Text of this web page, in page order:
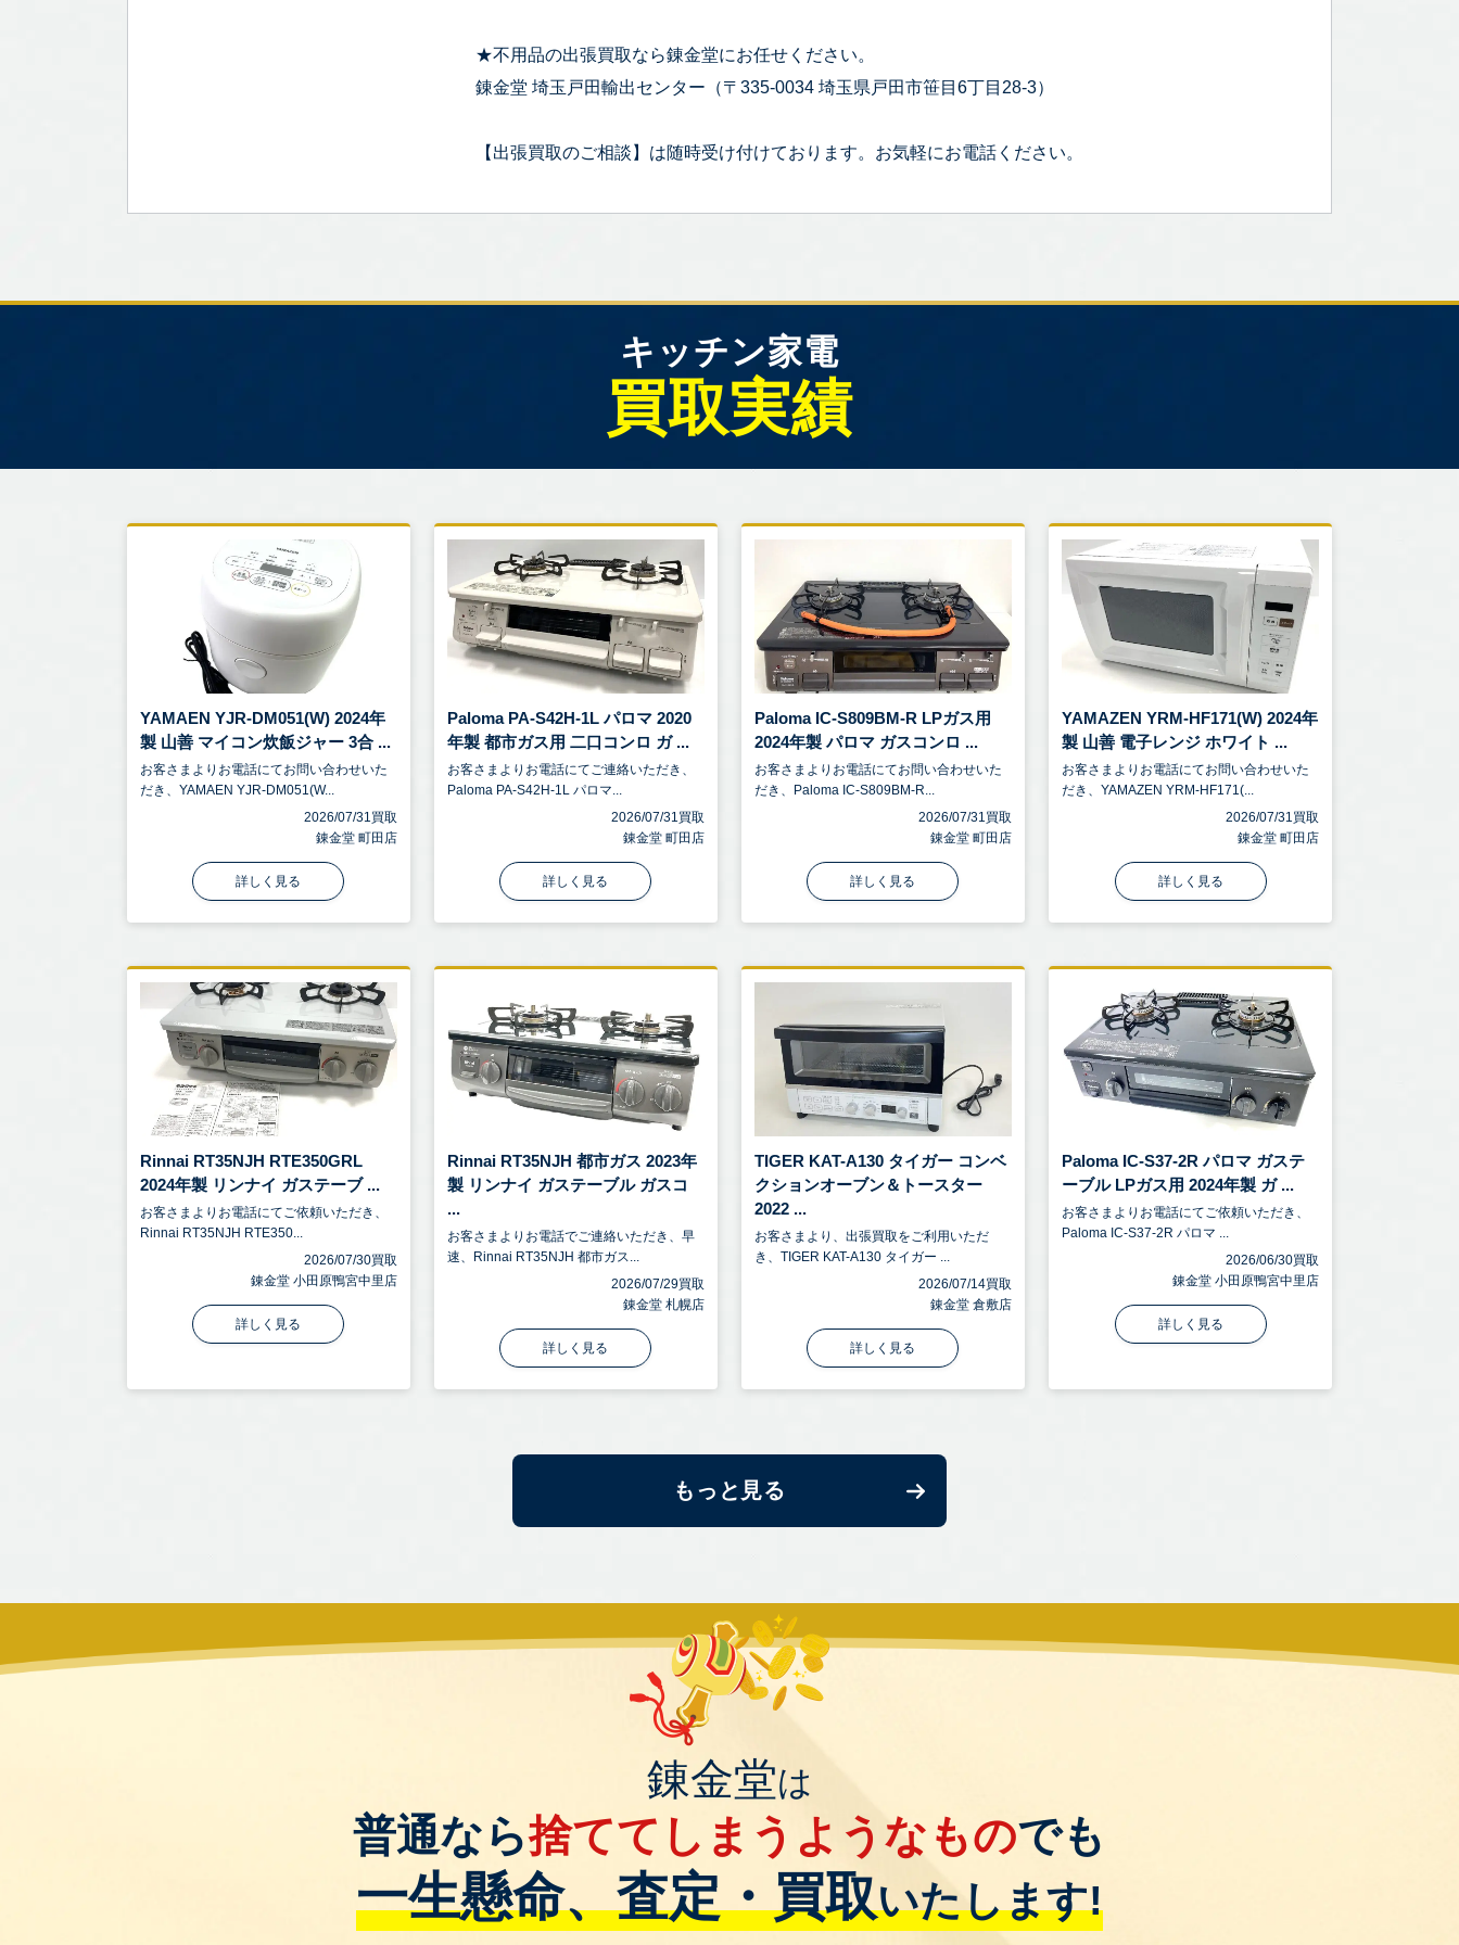
★不用品の出張買取なら錬金堂にお任せください。
錬金堂 埼玉戸田輸出センター（〒335-0034 埼玉県戸田市笹目6丁目28-3）
【出張買取のご相談】は随時受け付けております。お気軽にお電話ください。
キッチン家電
買取実績
YAMAEN YJR-DM051(W) 2024年
製 山善 マイコン炊飯ジャー 3合 ...
お客さまよりお電話にてお問い合わせいた
だき、YAMAEN YJR-DM051(W...
2026/07/31買取
錬金堂 町田店
詳しく見る
Paloma PA-S42H-1L パロマ 2020
年製 都市ガス用 二口コンロ ガ ...
お客さまよりお電話にてご連絡いただき、
Paloma PA-S42H-1L パロマ...
2026/07/31買取
錬金堂 町田店
詳しく見る
Paloma IC-S809BM-R LPガス用
2024年製 パロマ ガスコンロ ...
お客さまよりお電話にてお問い合わせいた
だき、Paloma IC-S809BM-R...
2026/07/31買取
錬金堂 町田店
詳しく見る
YAMAZEN YRM-HF171(W) 2024年
製 山善 電子レンジ ホワイト ...
お客さまよりお電話にてお問い合わせいた
だき、YAMAZEN YRM-HF171(...
2026/07/31買取
錬金堂 町田店
詳しく見る
Rinnai RT35NJH RTE350GRL
2024年製 リンナイ ガステーブ ...
お客さまよりお電話にてご依頼いただき、
Rinnai RT35NJH RTE350...
2026/07/30買取
錬金堂 小田原鴨宮中里店
詳しく見る
Rinnai RT35NJH 都市ガス 2023年
製 リンナイ ガステーブル ガスコ
...
お客さまよりお電話でご連絡いただき、早
速、Rinnai RT35NJH 都市ガス...
2026/07/29買取
錬金堂 札幌店
詳しく見る
TIGER KAT-A130 タイガー コンベ
クションオーブン＆トースター
2022 ...
お客さまより、出張買取をご利用いただ
き、TIGER KAT-A130 タイガー ...
2026/07/14買取
錬金堂 倉敷店
詳しく見る
Paloma IC-S37-2R パロマ ガステ
ーブル LPガス用 2024年製 ガ ...
お客さまよりお電話にてご依頼いただき、
Paloma IC-S37-2R パロマ ...
2026/06/30買取
錬金堂 小田原鴨宮中里店
詳しく見る
もっと見る
錬金堂は
普通なら捨ててしまうようなものでも
一生懸命、査定・買取いたします!